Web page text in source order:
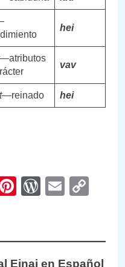
hei
—atributos
vav
—reinado hei
Telegram
PinterestEmail
Einai en Español